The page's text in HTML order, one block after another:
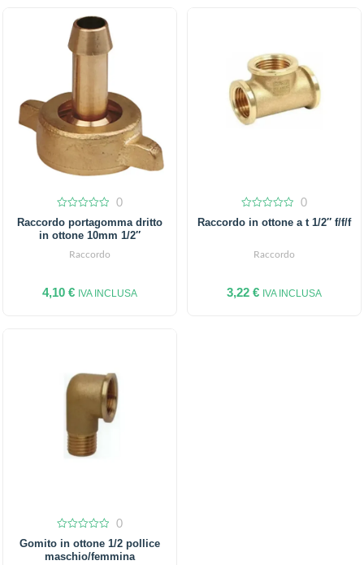
0
out
of
0
Raccordo portagomma dritto
in ottone 10mm 1/2″
Raccordo
4,10 € IVA INCLUSA
out
0
Raccordo in ottone a t 1/2″ f/f/f
Raccordo
3,22 € IVA INCLUSA
0
out
of
0
Gomito in ottone 1/2 pollice
maschio/femmina